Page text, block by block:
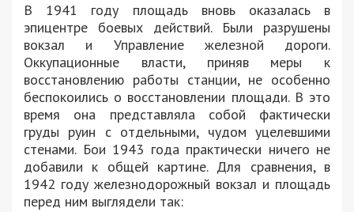
В 1941 году площадь вновь оказалась в
эпицентре боевых действий. Были разрушены
вокзал и Управление железной дороги.
Оккупационные власти, приняв меры к
восстановлению работы станции, не особенно
беспокоились о восстановлении площади. В это
время она представляла собой фактически
груды руин с отдельными, чудом уцелевшими
стенами. Бои 1943 года практически ничего не
добавили к общей картине. Для сравнения, в
1942 году железнодорожный вокзал и площадь
перед ним выглядели так: